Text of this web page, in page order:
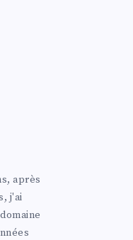
après
j'ai